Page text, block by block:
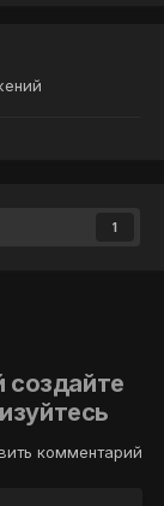
1
создайте
комментарий